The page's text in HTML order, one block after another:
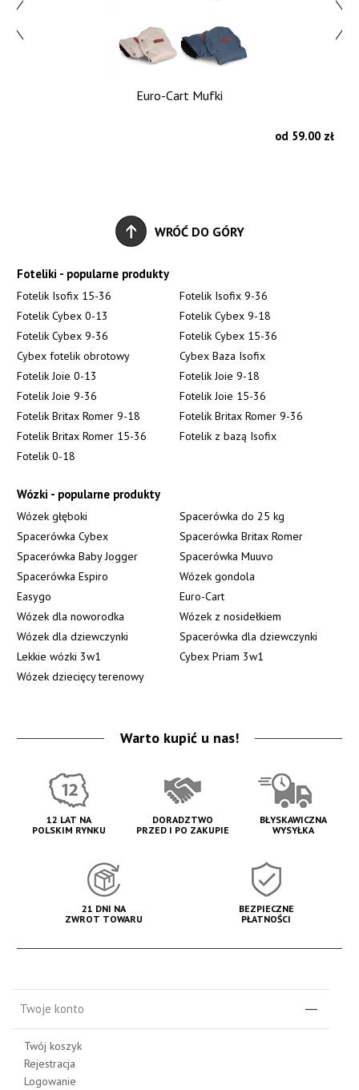
Euro-Cart Mufki
od 59.00 zł
WRÓĆ DO GÓRY
Foteliki - popularne produkty
Fotelik Isofix 15-36
Fotelik Isofix 9-36
Fotelik Cybex 0-13
Fotelik Cybex 9-18
Fotelik Cybex 9-36
Fotelik Cybex 15-36
Cybex fotelik obrotowy
Cybex Baza Isofix
Fotelik Joie 0-13
Fotelik Joie 9-18
Fotelik Joie 9-36
Fotelik Joie 15-36
Fotelik Britax Romer 9-18
Fotelik Britax Romer 9-36
Fotelik Britax Romer 15-36
Fotelik z bazą Isofix
Fotelik 0-18
Wózki - popularne produkty
Wózek głęboki
Spacerówka do 25 kg
Spacerówka Cybex
Spacerówka Britax Romer
Spacerówka Baby Jogger
Spacerówka Muuvo
Spacerówka Espiro
Wózek gondola
Easygo
Euro-Cart
Wózek dla noworodka
Wózek z nosidełkiem
Wózek dla dziewczynki
Spacerówka dla dziewczynki
Lekkie wózki 3w1
Cybex Priam 3w1
Wózek dziecięcy terenowy
Warto kupić u nas!
12 LAT NA
POLSKIM RYNKU
DORADZTWO
PRZED I PO ZAKUPIE
BŁYSKAWICZNA
WYSYŁKA
21 DNI NA
ZWROT TOWARU
BEZPIECZNE
PŁATNOŚCI
Twoje konto
Twój koszyk
Rejestracja
Logowanie